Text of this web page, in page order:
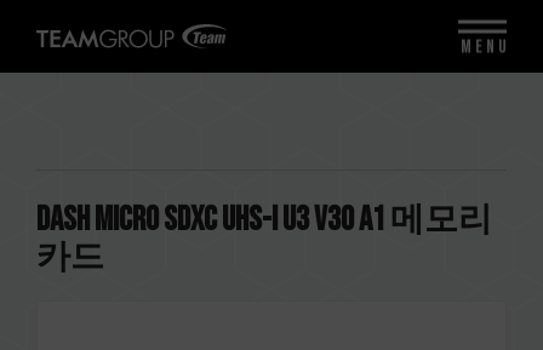
Dash Micro SDXC UHS-I U3 V30 A1 메모리
카드
MENU